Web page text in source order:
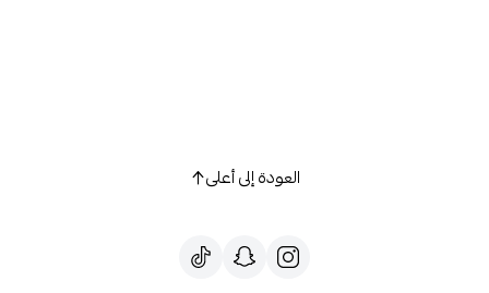
العودة إلى أعلى